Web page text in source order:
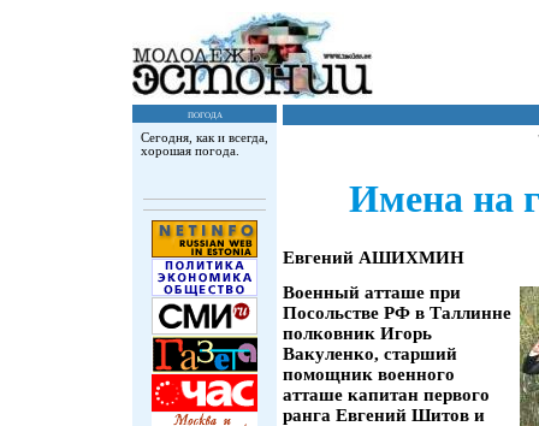
погода
Сегодня, как и всегда,
хорошая погода.
Имена на
Евгений АШИХМИН
Военный атташе при
Посольстве РФ в Таллинне
полковник Игорь
Вакуленко, старший
помощник военного
атташе капитан первого
ранга Евгений Шитов и